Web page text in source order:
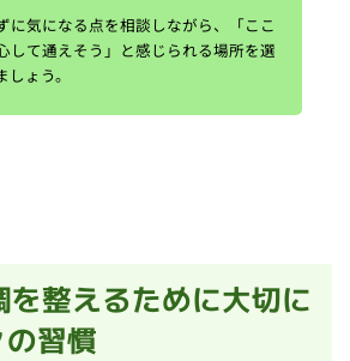
に気になる点を相談しながら、「ここ
して通えそう」と感じられる場所を選
しょう。
整えるために大切に
習慣